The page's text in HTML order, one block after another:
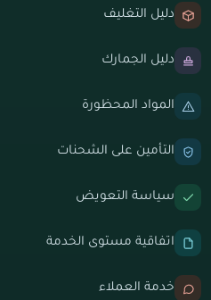
دليل التغليف
دليل الجمارك
المواد المحظورة
التأمين على الشحنات
سياسة التعويض
اتفاقية مستوى الخدمة
خدمة العملاء